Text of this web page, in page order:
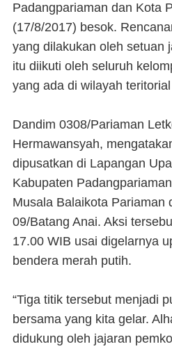
Padangpariaman dan Kota
(17/8/2017) besok.
yang dilakukan oleh setuan
itu diikuti oleh seluruh
yang ada di wilayah
Dandim 0308/Pariaman
Hermawansyah,
dipusatkan di Lapangan
Kabupaten
Musala Balaikota Pariaman
09/Batang Anai. Aksi
17.00 WIB usai digelarnya
bendera merah putih.
“Tiga titik tersebut menjadi
bersama yang kita gelar.
didukung oleh jajaran